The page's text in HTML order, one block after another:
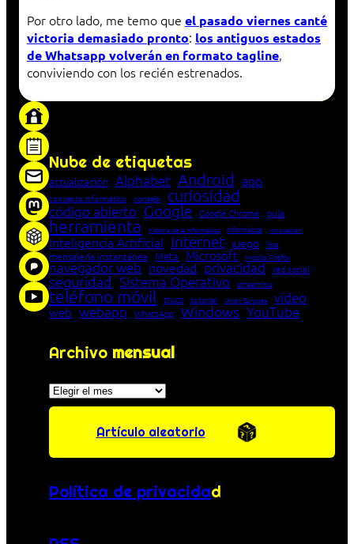
Por otro lado, me temo que el pasado viernes canté
victoria demasiado pronto: los antiguos estados
de Whatsapp volverán en formato tagline,
conviviendo con los recién estrenados.
Nube de etiquetas
actualización Alphabet Android app
concepto informático consejo curiosidad
código abierto Google Google Chrome guía
herramienta historia de la Informática Informática innovación
Inteligencia Artificial Internet juego lista
mensajería instantánea Meta Microsoft Mozilla Firefox
navegador web novedad privacidad red social
seguridad Sistema Operativo streaming
teléfono móvil truco tutorial Unión Europea vídeo
web webapp WhatsApp Windows YouTube
Archivo mensual
Archivos
Artículo aleatorio
Política de privacidad